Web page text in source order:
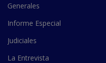
Generales
Informe Especial
Judiciales
La Entrevista